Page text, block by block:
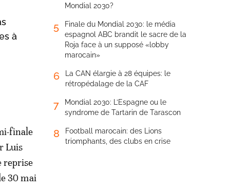
à
finale
Luis
reprise
30 mai
Mondial 2030?
5
Finale du Mondial 2030: le média
espagnol ABC brandit le sacre de la
Roja face à un supposé «lobby
marocain»
6
La CAN élargie à 28 équipes: le
rétropédalage de la CAF
7
Mondial 2030: L’Espagne ou le
syndrome de Tartarin de Tarascon
8
Football marocain: des Lions
triomphants, des clubs en crise